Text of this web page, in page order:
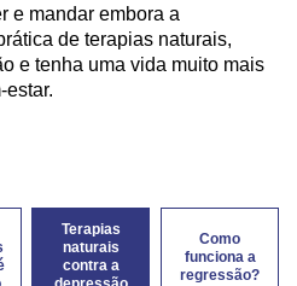
e mandar embora a
de terapias naturais,
e tenha uma vida muito mais
estar.
Terapias
naturais
contra a
Como
funciona a
regressão?